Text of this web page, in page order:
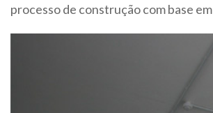
processo de construção com base